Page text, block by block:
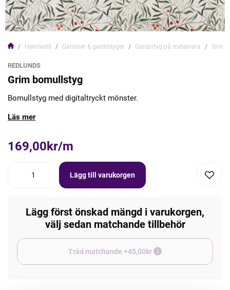
Hemtextil Gardiner & gardintyger Gardintyg på metervara Grim
REDLUNDS
Grim bomullstyg
Bomullstyg med digitaltryckt mönster.
Läs mer
169,00kr/m
Lägg till varukorgen
Lägg först önskad mängd i varukorgen,
välj sedan matchande tillbehör
Tråd matchande +45,00kr